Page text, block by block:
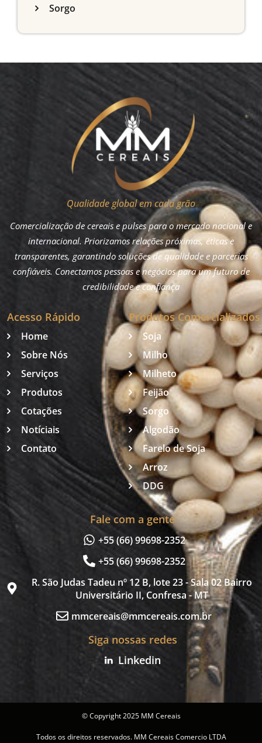
Sorgo
Qualidade global em cada grão
Comercialização de cereais e pulses para o mercado nacional e
internacional. Priorizamos relações próximas, éticas e
transparentes, garantindo soluções de qualidade e parcerias
confiáveis. Conectamos pessoas e negócios para um futuro de
credibilidade e confiança
Acesso Rápido
Home
Sobre Nós
Serviços
Produtos
Cotações
Notíciais
Contato
Produtos Comercializados
Soja
Milho
Milheto
Feijão
Sorgo
Algodão
Farelo de Soja
Arroz
DDG
Fale com a gente
+55 (66) 99698-2352
+55 (66) 99698-2352
R. São Judas Tadeu nº 12 B, lote 23 - Sala 02 Bairro
Universitário II, Confresa - MT
mmcereais@mmcereais.com.br
Siga nossas redes
Linkedin
© Copyright 2025 MM Cereais
Todos os direitos reservados. MM Cereais Comercio LTDA